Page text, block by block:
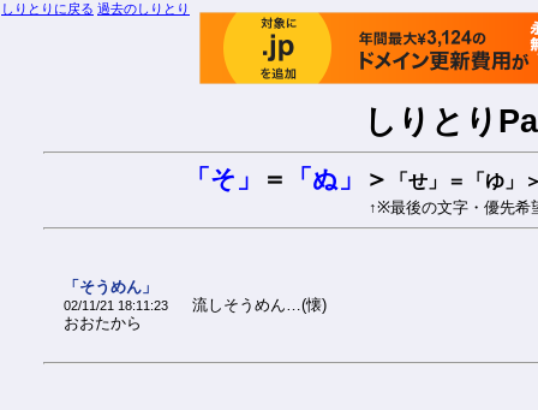
しりとり
「そ」 ＝ 「ぬ」 ＞ 「せ」＝「ゆ」
↑※最後の文字・優先希
「そうめん」
02/11/21 18:11:23
おおたから
流しそうめん…(懐)
しりとりに戻る 過去のしりとり